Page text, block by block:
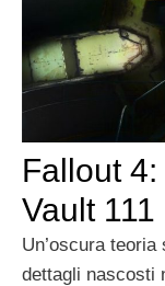
Fallout 4:
Vault 111
Un’oscura
dettagli nascosti